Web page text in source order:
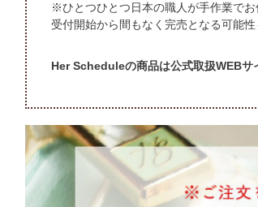
※ひとつひとつ日本の職人が手作業でお
受付開始から間もなく完売となる可能
Her Scheduleの商品は公式取扱WEBサ